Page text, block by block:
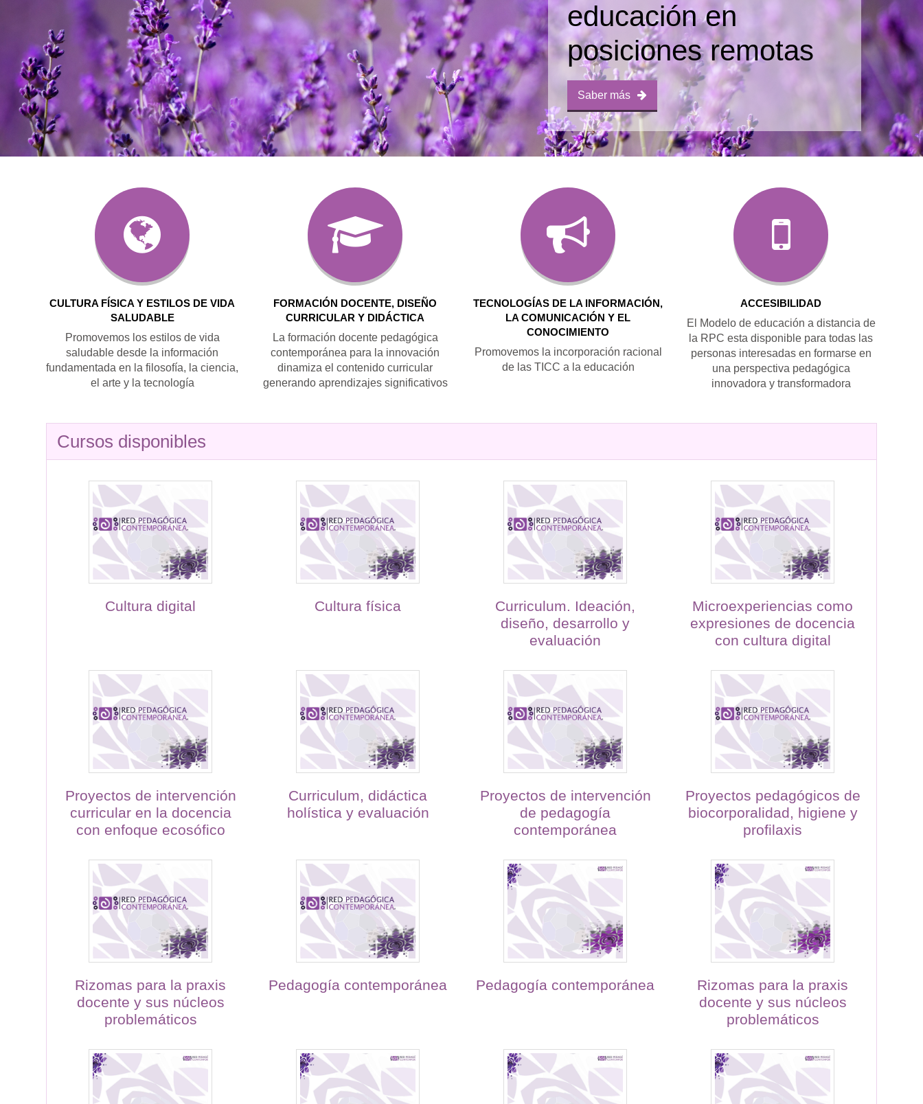
educación en
posiciones remotas
Saber más
CULTURA FÍSICA Y ESTILOS DE VIDA
SALUDABLE
Promovemos los estilos de vida
saludable desde la información
fundamentada en la filosofía, la ciencia,
el arte y la tecnología
FORMACIÓN DOCENTE, DISEÑO
CURRICULAR Y DIDÁCTICA
La formación docente pedagógica
contemporánea para la innovación
dinamiza el contenido curricular
generando aprendizajes significativos
TECNOLOGÍAS DE LA INFORMACIÓN,
LA COMUNICACIÓN Y EL
CONOCIMIENTO
Promovemos la incorporación racional
de las TICC a la educación
ACCESIBILIDAD
El Modelo de educación a distancia de
la RPC esta disponible para todas las
personas interesadas en formarse en
una perspectiva pedagógica
innovadora y transformadora
Cursos disponibles
Cultura digital Cultura física
Curriculum. Ideación,
diseño, desarrollo y
evaluación
Microexperiencias como
expresiones de docencia
con cultura digital
Proyectos de intervención
curricular en la docencia
con enfoque ecosófico
Curriculum, didáctica
holística y evaluación
Proyectos de intervención
de pedagogía
contemporánea
Proyectos pedagógicos de
biocorporalidad, higiene y
profilaxis
Rizomas para la praxis
docente y sus núcleos
problemáticos
Pedagogía contemporánea Pedagogía contemporánea
Rizomas para la praxis
docente y sus núcleos
problemáticos